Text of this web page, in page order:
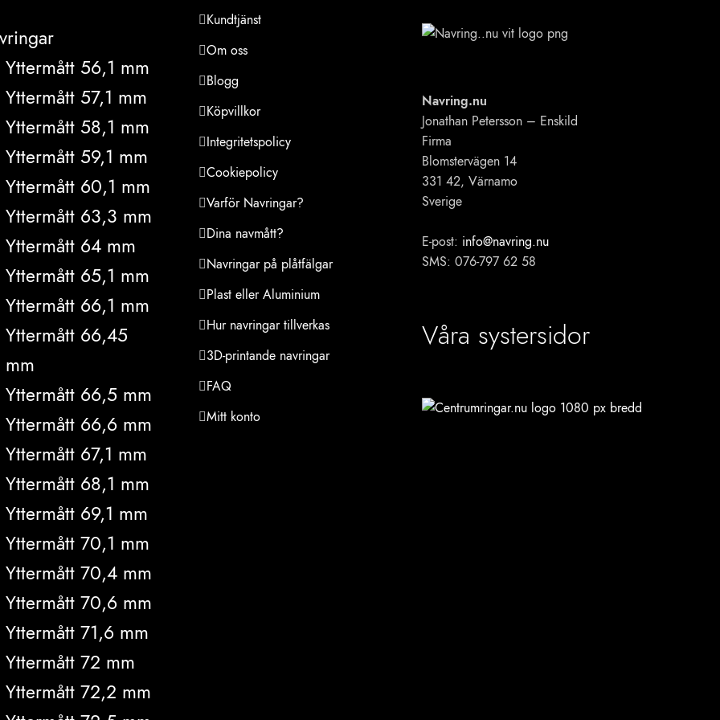
Yttermått 56,1 mm
Yttermått 57,1 mm
Yttermått 58,1 mm
Yttermått 59,1 mm
Yttermått 60,1 mm
Yttermått 63,3 mm
Yttermått 64 mm
Yttermått 65,1 mm
Yttermått 66,1 mm
Yttermått 66,45
mm
Yttermått 66,5 mm
Yttermått 66,6 mm
Yttermått 67,1 mm
Yttermått 68,1 mm
Yttermått 69,1 mm
Yttermått 70,1 mm
Yttermått 70,4 mm
Yttermått 70,6 mm
Yttermått 71,6 mm
Yttermått 72 mm
Yttermått 72,2 mm
Kundtjänst
Om oss
Blogg
Köpvillkor
Integritetspolicy
Cookiepolicy
Varför Navringar?
Dina navmått?
Navringar på plåtfälgar
Plast eller Aluminium
Hur navringar tillverkas
3D-printande navringar
FAQ
Mitt konto
Navring.nu
Jonathan Petersson – Enskild
Firma
Blomstervägen 14
331 42, Värnamo
Sverige
E-post: info@navring.nu
SMS: 076-797 62 58
Våra systersidor